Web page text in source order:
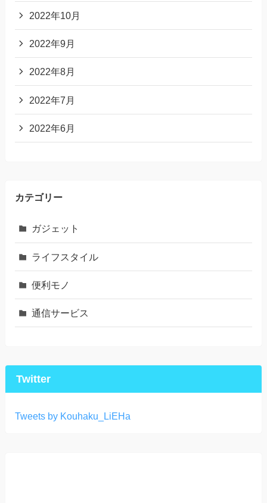
2022年10月
2022年9月
2022年8月
2022年7月
2022年6月
カテゴリー
ガジェット
ライフスタイル
便利モノ
通信サービス
Twitter
Tweets by Kouhaku_LiEHa